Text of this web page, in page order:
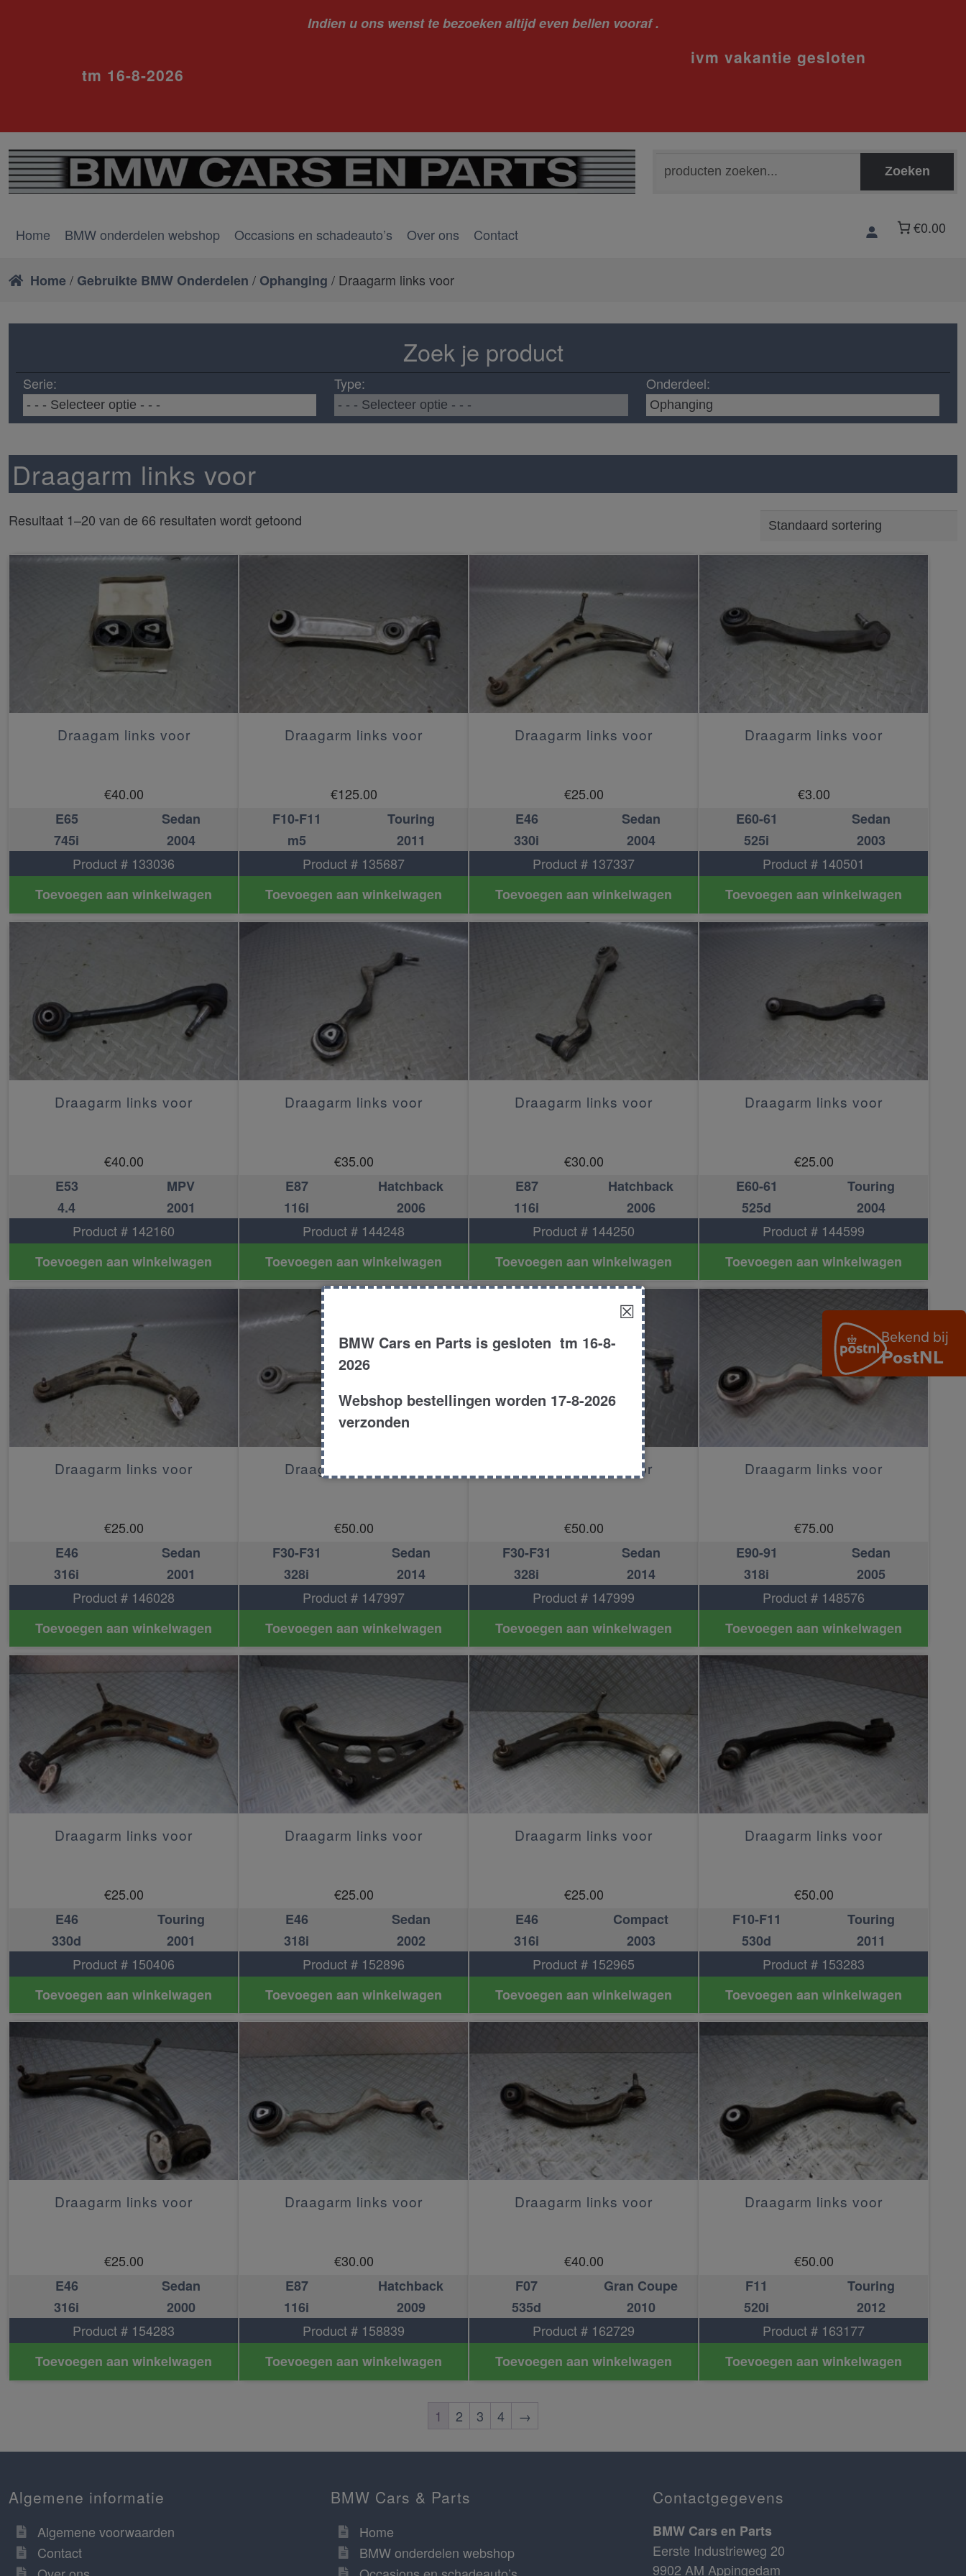
Indien u ons wenst te bezoeken altijd even bellen vooraf .
ivm vakantie gesloten
tm 16-8-2026
naar:
Zoeken
Home BMW onderdelen webshop Occasions en schadeauto’s Over ons Contact €0.00
Home/ Gebruikte BMW Onderdelen / Ophanging / Draagarm links voor
Zoek je product
Serie: Type: Onderdeel:
Draagarm links voor
Resultaat 1–20 van de 66 resultaten wordt getoond
Draagam links voor
€40.00
E65
Sedan
745i
2004
Product # 133036
Toevoegen aan winkelwagen
Draagarm links voor
€125.00
F10-F11
Touring
m5
2011
Product # 135687
Toevoegen aan winkelwagen
Draagarm links voor
€25.00
E46
Sedan
330i
2004
Product # 137337
Toevoegen aan winkelwagen
Draagarm links voor
€3.00
E60-61
Sedan
525i
2003
Product # 140501
Toevoegen aan winkelwagen
Draagarm links voor
€40.00
E53
MPV
4.4
2001
Product # 142160
Toevoegen aan winkelwagen
Draagarm links voor
€35.00
E87
Hatchback
116i
2006
Product # 144248
Toevoegen aan winkelwagen
Draagarm links voor
€30.00
E87
Hatchback
116i
2006
Product # 144250
Toevoegen aan winkelwagen
Draagarm links voor
€25.00
E60-61
Touring
525d
2004
Product # 144599
Toevoegen aan winkelwagen
Draagarm links voor
€25.00
E46
Sedan
316i
2001
Product # 146028
Toevoegen aan winkelwagen
Draagarm links voor
€50.00
F30-F31
Sedan
328i
2014
Product # 147997
Toevoegen aan winkelwagen
Draagarm links voor
€50.00
F30-F31
Sedan
328i
2014
Product # 147999
Toevoegen aan winkelwagen
Draagarm links voor
€75.00
E90-91
Sedan
318i
2005
Product # 148576
Toevoegen aan winkelwagen
Draagarm links voor
€25.00
E46
Touring
330d
2001
Product # 150406
Toevoegen aan winkelwagen
Draagarm links voor
€25.00
E46
Sedan
318i
2002
Product # 152896
Toevoegen aan winkelwagen
Draagarm links voor
€25.00
E46
Compact
316i
2003
Product # 152965
Toevoegen aan winkelwagen
Draagarm links voor
€50.00
F10-F11
Touring
530d
2011
Product # 153283
Toevoegen aan winkelwagen
Draagarm links voor
€25.00
E46
Sedan
316i
2000
Product # 154283
Toevoegen aan winkelwagen
Draagarm links voor
€30.00
E87
Hatchback
116i
2009
Product # 158839
Toevoegen aan winkelwagen
Draagarm links voor
€40.00
F07
Gran Coupe
535d
2010
Product # 162729
Toevoegen aan winkelwagen
Draagarm links voor
€50.00
F11
Touring
520i
2012
Product # 163177
Toevoegen aan winkelwagen
1 2 3 4 →
Algemene informatie
Algemene voorwaarden
Contact
BMW Cars & Parts
Home
BMW onderdelen webshop
Contactgegevens
BMW Cars en Parts
Eerste Industrieweg 20
9902 AM Appingedam
☒
BMW Cars en Parts is gesloten tm 16-8-
2026
Webshop bestellingen worden 17-8-2026
verzonden